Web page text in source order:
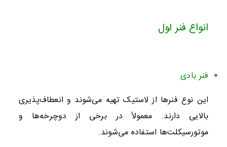
انواع فنر لول
فنر بادی
این نوع فنرها از لاستیک تهیه می‌شوند و انعطاف‌پذیری
بالایی دارند. معمولاً در برخی از دوچرخه‌ها و
موتورسیکلت‌ها استفاده می‌شوند.